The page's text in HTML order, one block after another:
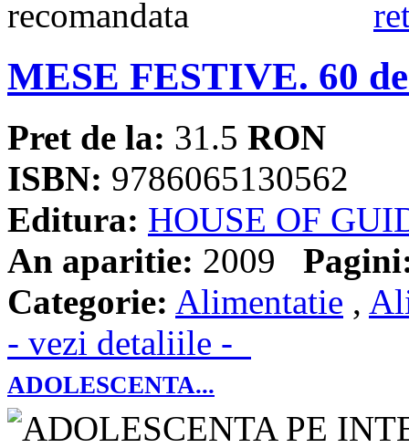
MESE FESTIVE. 60
Pret de la: 31.5 RON
ISBN: 9786065130562
Editura: HOUSE OF
An aparitie: 2009
Categorie: Alimentatie ,
- vezi detaliile -
ADOLESCENTA...